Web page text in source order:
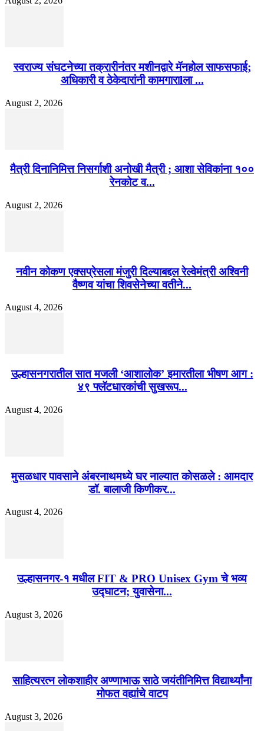
स्वराज्य संघटनेच्या तक्रारीनंतर मशीनद्वारे मॅनहोल साफसफाई;
अधिकारी व ठेकेदारांनी कामगाराlला ...
August 2, 2026
मैत्री दिनानिमित्त निसर्गाशी अनोखी मैत्री ; आशा सेविकांना १००
रेनकोट व...
August 2, 2026
नवीन कोकण एक्सप्रेसला मंजुरी दिल्याबद्दल रेल्वेमंत्री अश्विनी
वैष्णव यांचा शिवसेनेच्या वतीने...
August 4, 2026
उल्हासनगरातील सात मजली ‘आशालोक’ इमारतीला भीषण आग :
४९ फ्लॅटधारकांची सुखरूप...
August 4, 2026
मुसळधार पावसाने अंबरनाथमध्ये घर नाल्यात कोसळले : आमदार
डॉ. बालाजी किणीकर...
August 4, 2026
उल्हासनगर-१ मधील FIT & PRO Unisex Gym चे भव्य
उद्घाटन; युवासेना...
August 3, 2026
साहित्यरत्न लोकशाहीर अण्णाभाऊ साठे जयंतीनिमित्त विद्यार्थ्यांना
मोफत वह्यांचे वाटप
August 3, 2026